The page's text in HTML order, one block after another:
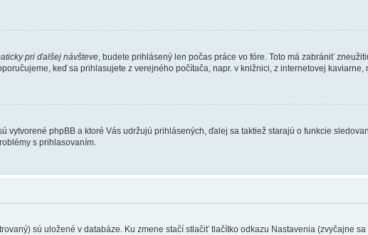
pri ďalšej návšteve, budete prihlásený len počas práce vo fóre. Toto má zabrániť
keď sa prihlasujete z verejného počítača, napr. v knižnici, z internetovej kaviarne,
vytvorené phpBB a ktoré Vás udržujú prihlásených, ďalej sa taktiež starajú o funkcie
s prihlasovaním.
sú uložené v databáze. Ku zmene stačí stlačiť tlačítko odkazu Nastavenia (zvyčajne